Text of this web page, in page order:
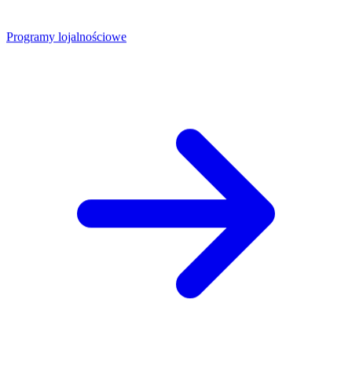
Programy lojalnościowe